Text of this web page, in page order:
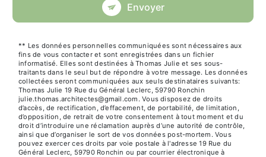
Envoyer
** Les données personnelles communiquées sont nécessaires aux
fins de vous contacter et sont enregistrées dans un fichier
informatisé. Elles sont destinées à Thomas Julie et ses sous-
traitants dans le seul but de répondre à votre message. Les données
collectées seront communiquées aux seuls destinataires suivants:
Thomas Julie 19 Rue du Général Leclerc, 59790 Ronchin
julie.thomas.architectes@gmail.com. Vous disposez de droits
d’accès, de rectification, d’effacement, de portabilité, de limitation,
d’opposition, de retrait de votre consentement à tout moment et du
droit d’introduire une réclamation auprès d’une autorité de contrôle,
ainsi que d’organiser le sort de vos données post-mortem. Vous
pouvez exercer ces droits par voie postale à l'adresse 19 Rue du
Général Leclerc, 59790 Ronchin ou par courrier électronique à